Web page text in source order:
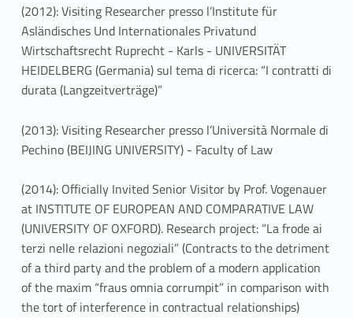
(2012): Visiting Researcher presso l’Institute für
Asländisches Und Internationales Privatund
Wirtschaftsrecht Ruprecht - Karls - UNIVERSITÄT
HEIDELBERG (Germania) sul tema di ricerca: “I contratti di
durata (Langzeitverträge)”
(2013): Visiting Researcher presso l’Università Normale di
Pechino (BEIJING UNIVERSITY) - Faculty of Law
(2014): Officially Invited Senior Visitor by Prof. Vogenauer
at INSTITUTE OF EUROPEAN AND COMPARATIVE LAW
(UNIVERSITY OF OXFORD). Research project: “La frode ai
terzi nelle relazioni negoziali” (Contracts to the detriment
of a third party and the problem of a modern application
of the maxim “fraus omnia corrumpit” in comparison with
the tort of interference in contractual relationships)